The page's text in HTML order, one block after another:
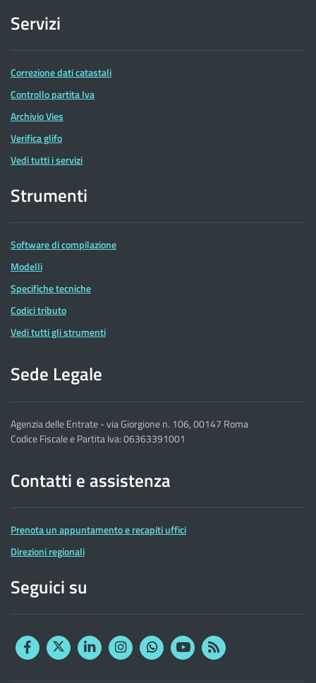
Servizi
Correzione dati catastali
Controllo partita Iva
Archivio Vies
Verifica glifo
Vedi tutti i servizi
Strumenti
Software di compilazione
Modelli
Specifiche tecniche
Codici tributo
Vedi tutti gli strumenti
Sede Legale
Agenzia delle Entrate - via Giorgione n. 106, 00147 Roma
Codice Fiscale e Partita Iva: 06363391001
Contatti e assistenza
Prenota un appuntamento e recapiti uffici
Direzioni regionali
Seguici su
FacebookTwitterLinkedinInstagram
YouTubeRSS